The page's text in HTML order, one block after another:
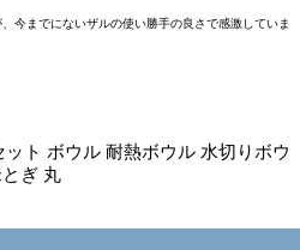
今までにないザルの使い勝手の良さで感激していま
ト ボウル 耐熱ボウル 水切りボウ
ぎ 丸